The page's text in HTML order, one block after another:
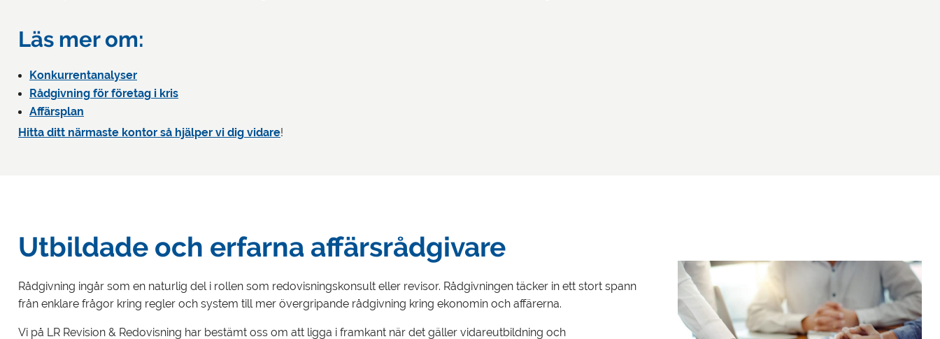
Läs mer om:
Konkurrentanalyser
Rådgivning för företag i kris
Affärsplan
Hitta ditt närmaste kontor så hjälper vi dig vidare!
Utbildade och erfarna affärsrådgivare
Rådgivning ingår som en naturlig del i rollen som redovisningskonsult eller revisor. Rådgivningen täcker in ett stort spann
från enklare frågor kring regler och system till mer övergripande rådgivning kring ekonomin och affärerna.
Vi på LR Revision & Redovisning har bestämt oss om att ligga i framkant när det gäller vidareutbildning och